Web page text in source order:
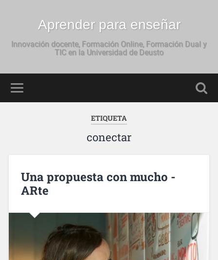
Aprender para enseñar
Innovación docente, Formación Online, Formación Dual y
TIC en la Universidad de Deusto
ETIQUETA
conectar
Una propuesta con mucho -
ARte